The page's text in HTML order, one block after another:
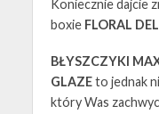
Koniecznie dajcie
boxie FLORAL
BŁYSZCZYKI
GLAZEto jednak
który Was